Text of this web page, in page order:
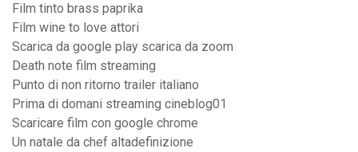
Film tinto brass paprika
Film wine to love attori
Scarica da google play scarica da zoom
Death note film streaming
Punto di non ritorno trailer italiano
Prima di domani streaming cineblog01
Scaricare film con google chrome
Un natale da chef altadefinizione